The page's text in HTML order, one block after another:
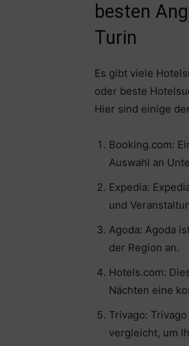
besten
Turin
Es gibt viele
oder beste
Hier sind einige
Booking.com:
Auswahl an
Expedia:
und
Agoda: Agoda
der Region an.
Hotels.com:
Nächten eine
Trivago:
vergleicht, um